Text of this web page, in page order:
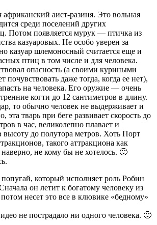
африканский аист-разиня. Это вольная
среди поселений других
Потом появляется мурук — птичка из
казуаровых. Не особо уверен за
казуар шлемоносный считается еще и
птиц в том числе и для человека.
опасность (а своими куриными
почувствовать даже тогда, когда ее нет),
на человека. Его оружие — очень
когти до 12 сантиметров в длину.
то обычно человек не выдерживает и
эта тварь при беге развивает скорость до
в час, великолепно плавает и
высоту до полутора метров. Хоть Порт
такого аттракциона как
наверно, не кому бы не хотелось. 🙂
который исполняет роль Робин
он летит к богатому человеку из
потом несет это все в клювике «бедному»
не пострадало ни одного человека. 🙂